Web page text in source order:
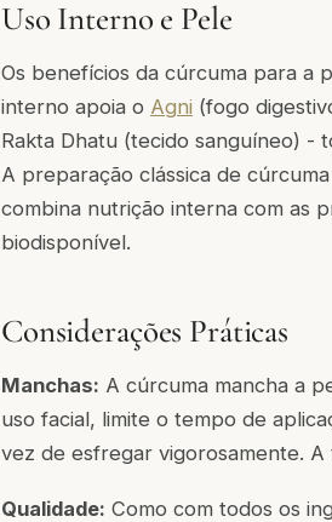
Uso Interno e Pele
Os benefícios da cúrcuma para a
interno apoia o Agni (fogo
Rakta Dhatu (tecido sanguíneo) -
A preparação clássica de
combina nutrição interna com as
biodisponível.
Considerações Práticas
Manchas: A cúrcuma mancha a
uso facial, limite o tempo de
vez de esfregar vigorosamente.
Qualidade: Como com todos os